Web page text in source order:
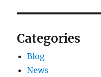
Categories
Blog
News